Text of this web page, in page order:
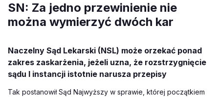
SN: Za jedno przewinienie nie
można wymierzyć dwóch kar
Naczelny Sąd Lekarski (NSL) może orzekać ponad
zakres zaskarżenia, jeżeli uzna, że rozstrzygnięcie
sądu I instancji istotnie narusza przepisy
Tak postanowił Sąd Najwyższy w sprawie, której początkiem